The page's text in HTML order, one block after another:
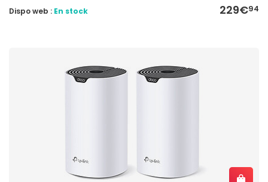
229€94
Dispo web : En stock